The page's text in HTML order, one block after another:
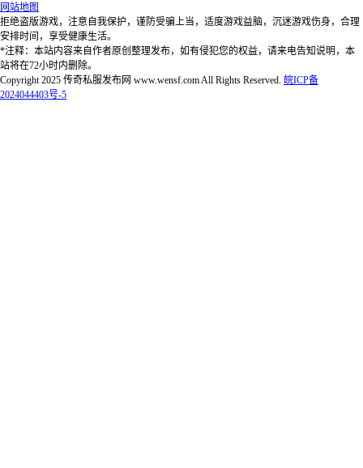
网站地图
拒绝盗版游戏，注意自我保护，谨防受骗上当，适度游戏益脑，沉迷游戏伤身，合理
安排时间，享受健康生活。
*注释：本站内容来自作者原创整理发布，如有侵犯您的权益，请来电告知说明，本
站将在72小时内删除。
Copyright 2025 传奇私服发布网 www.wensf.com All Rights Reserved. 皖ICP备
2024044403号-5